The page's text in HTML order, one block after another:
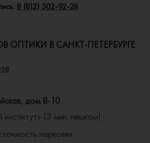
8 (812) 502-92-28
ОПТИКИ В САНКТ-ПЕТЕРБУРГЕ
дом 8-10
институт» (3 мин. пешком)
парковки